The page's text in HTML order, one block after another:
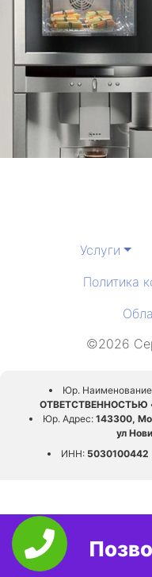
Услуги
Политика
©2026
Юр.
ОТВЕТСТВЕННОСТЬЮ
Юр. Адрес: 143300,
ул
ИНН:5030100442